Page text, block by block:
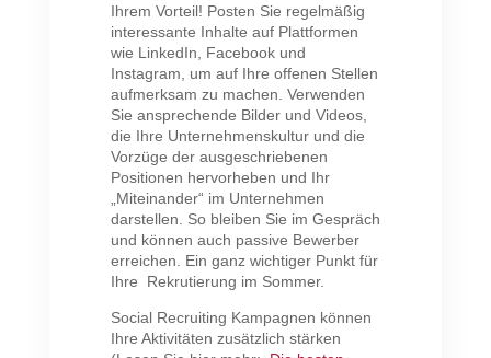
Ihrem Vorteil! Posten Sie regelmäßig
interessante Inhalte auf Plattformen
wie LinkedIn, Facebook und
Instagram, um auf Ihre offenen Stellen
aufmerksam zu machen. Verwenden
Sie ansprechende Bilder und Videos,
die Ihre Unternehmenskultur und die
Vorzüge der ausgeschriebenen
Positionen hervorheben und Ihr
„Miteinander“ im Unternehmen
darstellen. So bleiben Sie im Gespräch
und können auch passive Bewerber
erreichen. Ein ganz wichtiger Punkt für
Ihre Rekrutierung im Sommer.
Social Recruiting Kampagnen können
Ihre Aktivitäten zusätzlich stärken